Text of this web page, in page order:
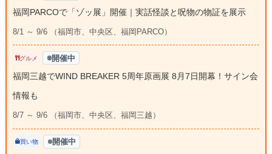
福岡PARCOで「ゾッ展」開催｜実話怪談と呪物の物証を展示
8/1 ～ 9/6 （福岡市、中央区、福岡PARCO）
グルメ 開催中
福岡三越でWIND BREAKER 5周年原画展 8月7日開幕！サイン会
情報も
8/7 ～ 9/6 （福岡市、中央区、福岡三越）
買い物 開催中